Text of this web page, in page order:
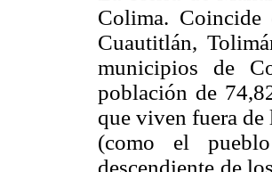
Colima.
Cuautitlán,
municipios de
población de
que viven fuera de
(como el